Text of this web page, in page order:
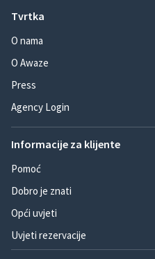
Tvrtka
O nama
O Awaze
Press
Agency Login
Informacije za klijente
Pomoć
Dobro je znati
Opći uvjeti
Uvjeti rezervacije